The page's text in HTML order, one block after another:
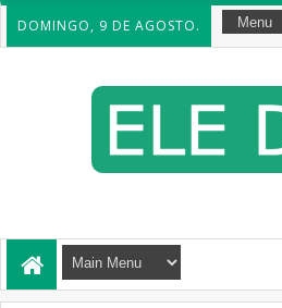
DOMINGO, 9 DE AGOSTO.